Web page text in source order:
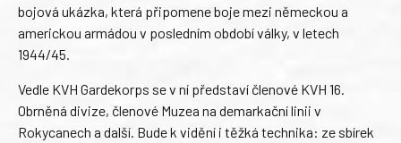
bojová ukázka, která připomene boje mezi německou a
americkou armádou v posledním období války, v letech
1944/45.
Vedle KVH Gardekorps se v ní představí členové KVH 16.
Obrněná divize, členové Muzea na demarkační linii v
Rokycanech a další. Bude k vidění i těžká technika: ze sbírek